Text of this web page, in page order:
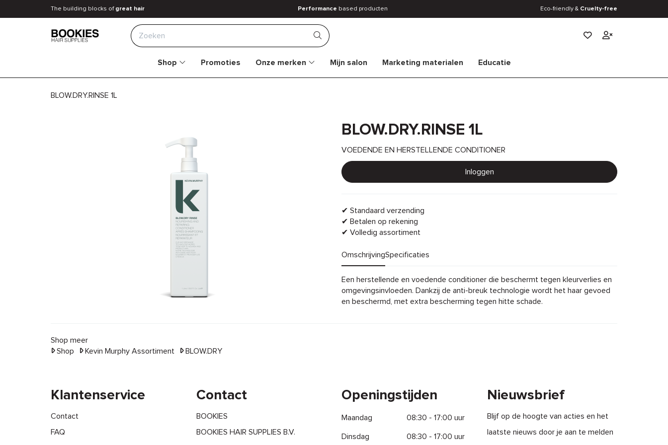
The building blocks of great hair Performance based producten Eco-friendly & Cruelty-free
Zoeken
Verlanglijstje
Shop Promoties Onze merken Mijn salon Marketing materialen Educatie
BLOW.DRY.RINSE 1L
BLOW.DRY.RINSE 1L
VOEDENDE EN HERSTELLENDE CONDITIONER
Inloggen
✔ Standaard verzending
✔ Betalen op rekening
✔ Volledig assortiment
OmschrijvingSpecificaties
Omschrijving
Een herstellende en voedende conditioner die beschermt tegen kleurverlies en
omgevingsinvloeden. Dankzij de anti-breuk technologie wordt het haar gevoed
en beschermd, met extra bescherming tegen hitte schade.
Shop meer
Shop
Kevin Murphy Assortiment BLOW.DRY
Klantenservice
Contact
FAQ
Contact
BOOKIES
BOOKIES HAIR SUPPLIES B.V.
Openingstijden
Maandag 08:30 - 17:00 uur
Dinsdag 08:30 - 17:00 uur
Nieuwsbrief
Blijf op de hoogte van acties en het
laatste nieuws door je aan te melden